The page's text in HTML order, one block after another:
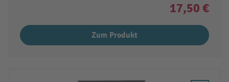
17,50 €
Zum Produkt